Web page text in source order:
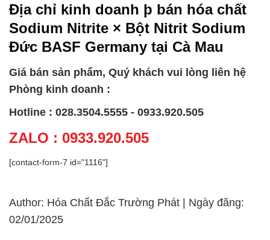
Địa chỉ kinh doanh þ bán hóa chất
Sodium Nitrite × Bột Nitrit Sodium
Đức BASF Germany tại Cà Mau
Giá bán sản phẩm, Quý khách vui lòng liên hệ
Phòng kinh doanh :
Hotline : 028.3504.5555 - 0933.920.505
ZALO : 0933.920.505
[contact-form-7 id="1116"]
Author: Hóa Chất Đắc Trường Phát | Ngày đăng:
02/01/2025